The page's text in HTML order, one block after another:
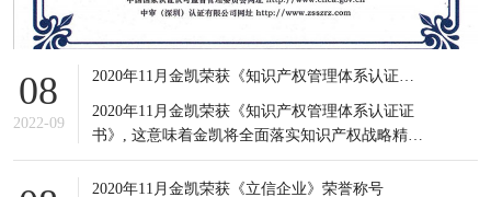
08
2022-09
2020年11月金凯荣获《知识产权管理体系认证证书》
2020年11月金凯荣获《知识产权管理体系认证证
书》, 这意味着金凯将全面落实知识产权战略精
神，积极应对知识产权竞争态势，有效提高知识
产权对企业经营发展的贡献水平。
2020年11月金凯荣获《立信企业》荣誉称号